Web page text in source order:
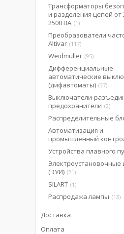
Трансформаторы
и разделения цепей от
2500 ВА 1
Преобразователи
Altivar 117
Weidmuller 95
Дифференциальные
автоматические
(дифавтоматы) 37
Выключатели-
предохранители 2
Распределительные
Автоматизация и
промышленный
Устройства плавного
Электроустановочные
(ЭУИ) 21
SILART 1
Распродажа лампы 13
Доставка
Оплата